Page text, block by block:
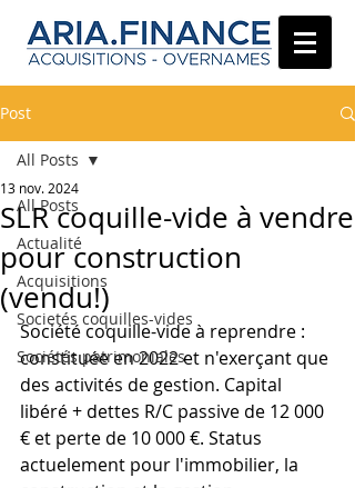
Post
All Posts
Actualité
Acquisitions
Societés coquilles-vides
Sociétés patrimoniales
All Posts
SLR coquille-vide à vendre
pour construction
(vendu!)
13 nov. 2024
Société coquille-vide à reprendre :
constituée en 2022 et n'exerçant que
des activités de gestion. Capital
libéré + dettes R/C passive de 12 000
€ et perte de 10 000 €. Status
actuelement pour l'immobilier, la